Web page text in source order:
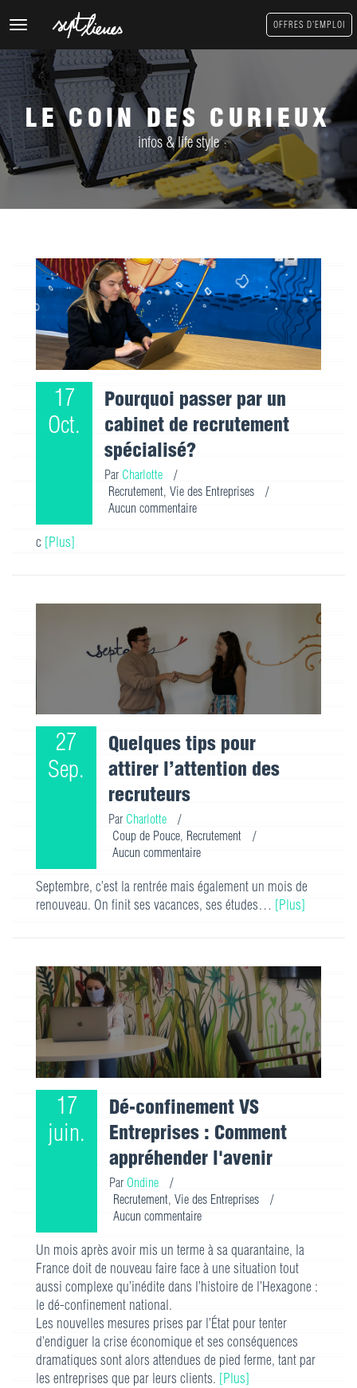
Toggle
OFFRES D'EMPLOI
LE COIN DES CURIEUX
infos & life style
17
Oct.
Pourquoi passer par un
cabinet de recrutement
spécialisé?
Par Charlotte
/
Recrutement, Vie des Entreprises
/
Aucun commentaire
c [Plus]
27
Sep.
Quelques tips pour
attirer l’attention des
recruteurs
Par Charlotte
/
Coup de Pouce, Recrutement
/
Aucun commentaire
Septembre, c’est la rentrée mais également un mois de
renouveau. On finit ses vacances, ses études… [Plus]
17
juin.
Dé-confinement VS
Entreprises : Comment
appréhender l'avenir
Par Ondine
/
Recrutement, Vie des Entreprises
/
Aucun commentaire
Un mois après avoir mis un terme à sa quarantaine, la
France doit de nouveau faire face à une situation tout
aussi complexe qu’inédite dans l’histoire de l’Hexagone :
le dé-confinement national.
Les nouvelles mesures prises par l’État pour tenter
d’endiguer la crise économique et ses conséquences
dramatiques sont alors attendues de pied ferme, tant par
les entreprises que par leurs clients. [Plus]